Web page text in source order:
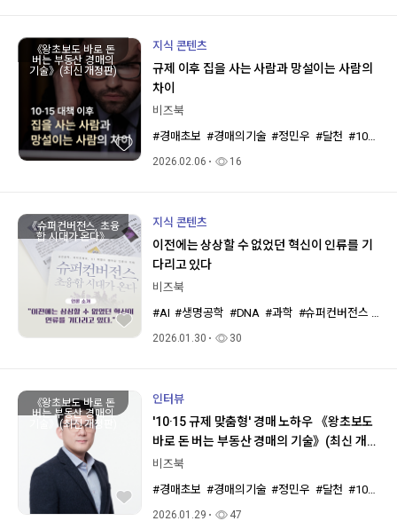
《왕초보도 바로 돈
버는 부동산 경매의
기술》(최신 개정판)
지식 콘텐츠
규제 이후 집을 사는 사람과 망설이는 사람의
차이
비즈북
#경매초보 #경매의기술 #정민우 #달천 #1015규제
2026.02.06 16
《슈퍼컨버전스, 초융
합 시대가 온다》
지식 콘텐츠
이전에는 상상할 수 없었던 혁신이 인류를 기
다리고 있다
비즈북
#AI #생명공학 #DNA #과학 #슈퍼컨버전스 #제
2026.01.30 30
《왕초보도 바로 돈
버는 부동산 경매의
기술》(최신 개정판)
인터뷰
'10·15 규제 맞춤형' 경매 노하우 《왕초보도
바로 돈 버는 부동산 경매의 기술》(최신 개정
판) 달천 정민우 작가
비즈북
#경매초보 #경매의기술 #정민우 #달천 #1015규제
2026.01.29 47